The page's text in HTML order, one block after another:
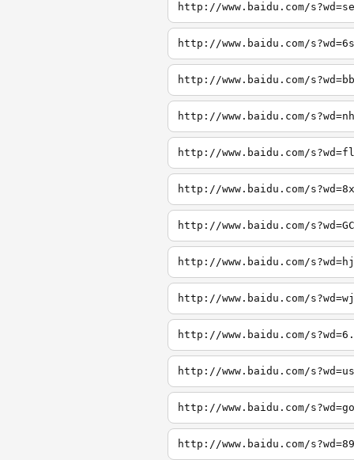
http://www.baidu.com/
http://www.baidu.com/
http://www.baidu.com/
http://www.baidu.com/
http://www.baidu.com/
http://www.baidu.com/
http://www.baidu.com/
http://www.baidu.com/
http://www.baidu.com/
http://www.baidu.com/
http://www.baidu.com/
http://www.baidu.com/
http://www.baidu.com/